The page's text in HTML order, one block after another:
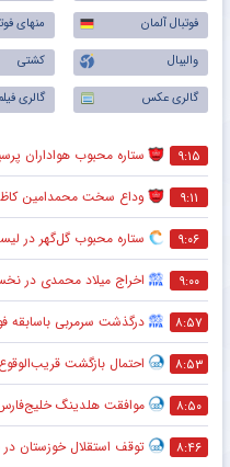
فوتبال آلمان
منهای
والیبال
کشتی
گالری عکس
گالری
۹:۱۵ ستاره محبوب هواداران
۹:۱۱ وداع سخت محمدامین
۹:۰۶ ستاره محبوب گل‌گهر در
۹:۰۰ اخراج میلاد محمدی در
۸:۵۷ درگذشت سرمربی باسابقه فوتبال
۸:۵۳ احتمال بازگشت
۸:۵۰ موافقت هلدینگ خلیج‌فارس
۸:۴۶ توقف استقلال خوزستان در